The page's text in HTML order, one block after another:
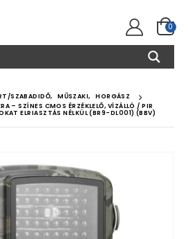
0
SZABADIDŐ, MŰSZAKI,
HORGÁSZ
– SZÍNES CMOS ÉRZÉKLELŐ, VÍZÁLLÓ / PIR
ELRIASZTÁS NÉLKÜL (BR9-DL001) (BBV)